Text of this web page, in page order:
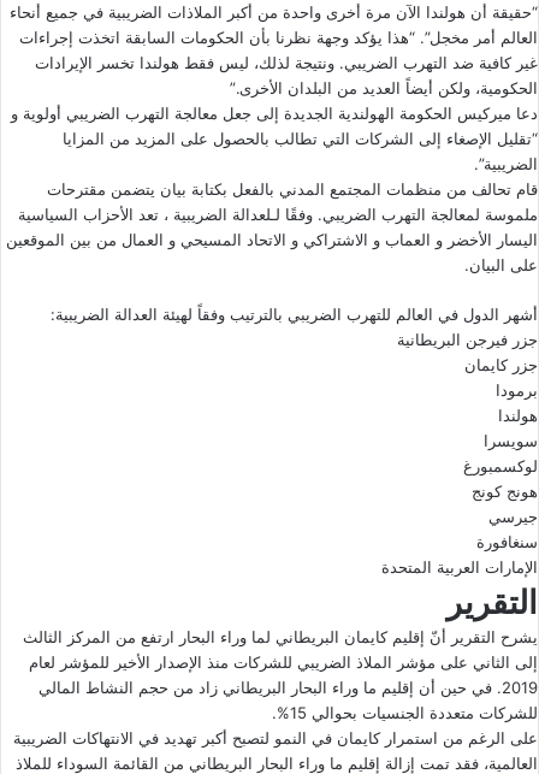
“حقيقة أن هولندا الآن مرة أخرى واحدة من أكبر الملاذات الضريبية في جميع أنحاء
العالم أمر مخجل”. “هذا يؤكد وجهة نظرنا بأن الحكومات السابقة اتخذت إجراءات
غير كافية ضد التهرب الضريبي. ونتيجة لذلك، ليس فقط هولندا تخسر الإيرادات
الحكومية، ولكن أيضاً العديد من البلدان الأخرى.”
دعا ميركيس الحكومة الهولندية الجديدة إلى جعل معالجة التهرب الضريبي أولوية و
“تقليل الإصغاء إلى الشركات التي تطالب بالحصول على المزيد من المزايا
الضريبية”.
قام تحالف من منظمات المجتمع المدني بالفعل بكتابة بيان يتضمن مقترحات
ملموسة لمعالجة التهرب الضريبي. وفقًا لـلعدالة الضريبية ، تعد الأحزاب السياسية
اليسار الأخضر و العماب و الاشتراكي و الاتحاد المسيحي و العمال من بين الموقعين
على البيان.
أشهر الدول في العالم للتهرب الضريبي بالترتيب وفقاً لهيئة العدالة الضريبية:
جزر فيرجن البريطانية
جزر كايمان
برمودا
هولندا
سويسرا
لوكسمبورغ
هونج كونج
جيرسي
سنغافورة
الإمارات العربية المتحدة
التقرير
يشرح التقرير أنّ إقليم كايمان البريطاني لما وراء البحار ارتفع من المركز الثالث
إلى الثاني على مؤشر الملاذ الضريبي للشركات منذ الإصدار الأخير للمؤشر لعام
2019. في حين أن إقليم ما وراء البحار البريطاني زاد من حجم النشاط المالي
للشركات متعددة الجنسيات بحوالي 15%.
على الرغم من استمرار كايمان في النمو لتصبح أكبر تهديد في الانتهاكات الضريبية
العالمية، فقد تمت إزالة إقليم ما وراء البحار البريطاني من القائمة السوداء للملاذ